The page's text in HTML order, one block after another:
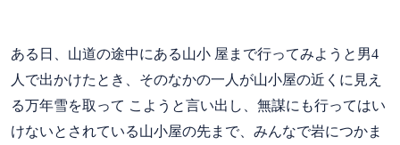
ある日、山道の途中にある山小 屋まで行ってみようと男4
人で出かけたとき、そのなかの一人が山小屋の近くに見え
る万年雪を取って こようと言い出し、無謀にも行ってはい
けないとされている山小屋の先まで、みんなで岩につかま